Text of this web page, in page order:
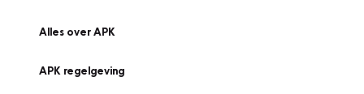
Alles over APK
APK regelgeving